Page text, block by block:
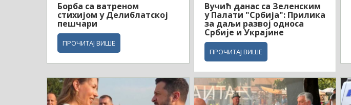
Борба са ватреном
стихијом у Делиблатској
пешчари
ПРОЧИТАЈ ВИШЕ
Вучић данас са Зеленским
у Палати "Србија": Прилика
за даљи развој односа
Србије и Украјине
ПРОЧИТАЈ ВИШЕ